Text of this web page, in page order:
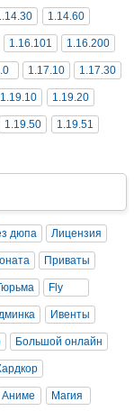
1.14.60
1.16.101 1.16.200
1.17.10 1.17.30
1.19.10 1.19.20
1.19.50 1.19.51
дюпа Лицензия
Приваты
Тюрьма Fly
Ивенты
Большой онлайн
Аниме Магия